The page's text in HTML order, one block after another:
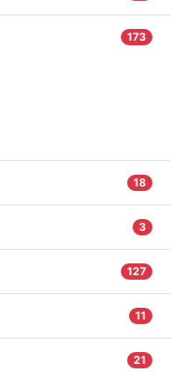
173
18
3
127
11
21